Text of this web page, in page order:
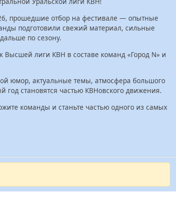
прошедшие отбор на фестивале — опытные
подготовили свежий материал, сильные
по сезону.
лиги КВН в составе команд «Город N» и
юмор, актуальные темы, атмосфера большого
год становятся частью КВНовского движения.
команды и станьте частью одного из самых